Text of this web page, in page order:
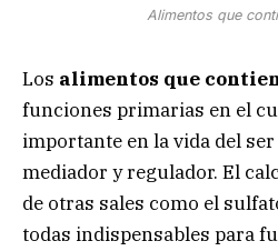
Alimentos que
Los alimentos que
funciones primarias en el
importante en la vida del
mediador y regulador. El
de otras sales como el
todas indispensables para